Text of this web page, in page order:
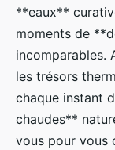
**eaux**
moments de
incomparables.
les trésors
chaque instant
chaudes**
vous pour vous